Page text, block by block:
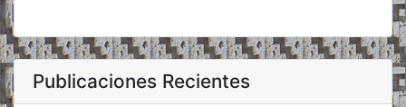
Publicaciones Recientes